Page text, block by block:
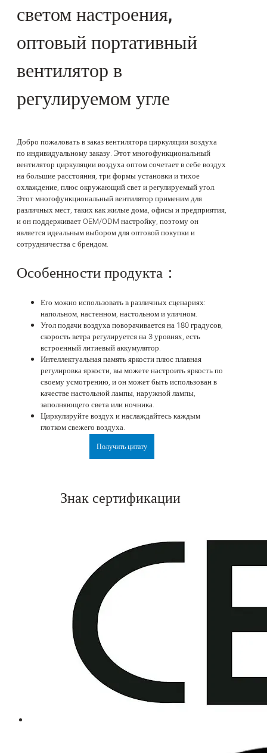
светом настроения,
оптовый портативный
вентилятор в
регулируемом угле
Добро пожаловать в заказ вентилятора циркуляции воздуха
по индивидуальному заказу. Этот многофункциональный
вентилятор циркуляции воздуха оптом сочетает в себе воздух
на большие расстояния, три формы установки и тихое
охлаждение, плюс окружающий свет и регулируемый угол.
Этот многофункциональный вентилятор применим для
различных мест, таких как жилые дома, офисы и предприятия,
и он поддерживает OEM/ODM настройку, поэтому он
является идеальным выбором для оптовой покупки и
сотрудничества с брендом.
Особенности продукта：
Его можно использовать в различных сценариях:
напольном, настенном, настольном и уличном.
Угол подачи воздуха поворачивается на 180 градусов,
скорость ветра регулируется на 3 уровнях, есть
встроенный литиевый аккумулятор.
Интеллектуальная память яркости плюс плавная
регулировка яркости, вы можете настроить яркость по
своему усмотрению, и он может быть использован в
качестве настольной лампы, наружной лампы,
заполняющего света или ночника.
Циркулируйте воздух и наслаждайтесь каждым
глотком свежего воздуха.
Получить цитату
Знак сертификации